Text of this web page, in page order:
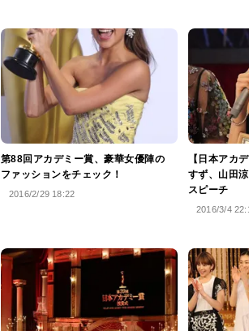
第88回アカデミー賞、豪華女優陣の
ファッションをチェック！
2016/2/29 18:22
【日本アカ
すず、山田
スピーチ
2016/3/4